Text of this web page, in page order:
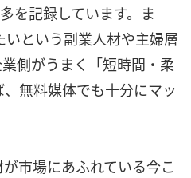
を記録しています。ま
という副業人材や主婦層
側がうまく「短時間・柔
無料媒体でも十分にマッ
市場にあふれている今こ